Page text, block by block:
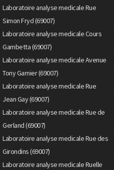
Laboratoire analyse medicale Rue
Simon Fryd (69007)
Laboratoire analyse medicale Cours
Gambetta (69007)
Laboratoire analyse medicale Avenue
Tony Garnier (69007)
Laboratoire analyse medicale Rue
Jean Gay (69007)
Laboratoire analyse medicale Rue de
Gerland (69007)
Laboratoire analyse medicale Rue des
Girondins (69007)
Laboratoire analyse medicale Ruelle